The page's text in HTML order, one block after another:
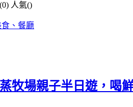
(0) 人氣()
、餐廳
牧場親子半日遊，喝